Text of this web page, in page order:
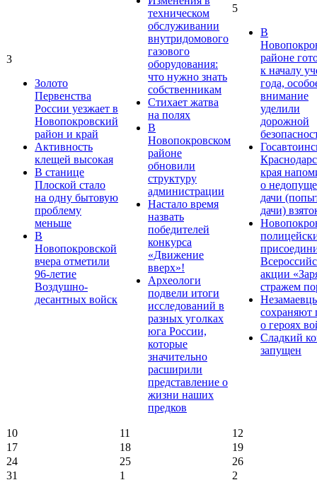
3
Золото
Первенства
России уезжает в
Новопокровский
район и край
Активность
клещей высокая
В станице
Плоской стало
на одну бытовую
проблему
меньше
В
Новопокровской
вчера отметили
96-летие
Воздушно-
десантных войск
техническом
обслуживании
внутридомового
газового
оборудования:
что нужно знать
собственникам
Стихает жатва
на полях
В
Новопокровском
районе
обновили
структуру
администрации
Настало время
назвать
победителей
конкурса
«Движение
вверх»!
Археологи
подвели итоги
исследований в
разных уголках
юга России,
которые
значительно
расширили
представление о
жизни наших
предков
5
В
районе
к началу
года,
внимание
уделили
дорожной
края
о
дачи
дачи)
акции
стражем
сохраняют
о героях
Сладкий
запущен
10 11
12
17
18
19
24
25
26
31
1 2